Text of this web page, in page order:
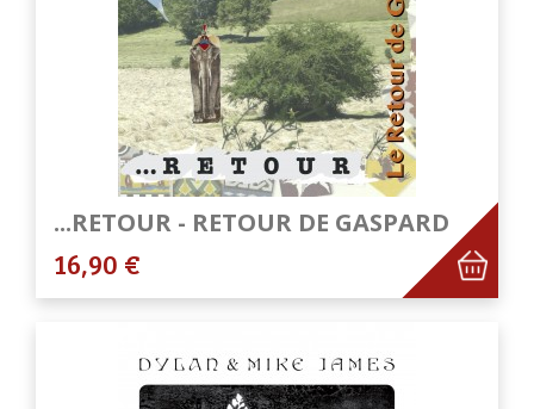
...RETOUR - RETOUR DE GASPARD
16,90 €